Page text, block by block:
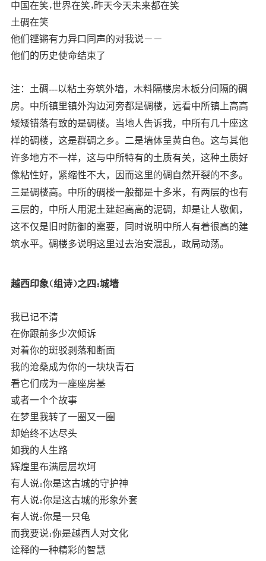
中国在笑，世界在笑，昨天今天未来都在笑
土碉在笑
他们铿锵有力异口同声的对我说――
他们的历史使命结束了
注：土碉---以粘土夯筑外墙，木料隔楼房木板分间隔的碉
房。中所镇里镇外沟边河旁都是碉楼，远看中所镇上高高
矮矮错落有致的是碉楼。当地人告诉我，中所有几十座这
样的碉楼，这是群碉之乡。二是墙体呈黄白色。这与其他
许多地方不一样，这与中所特有的土质有关，这种土质好
像粘性好，紧缩性不大，因而这里的碉自然开裂的不多。
三是碉楼高。中所的碉楼一般都是十多米，有两层的也有
三层的，中所人用泥土建起高高的泥碉，却是让人敬佩，
这不仅是旧时防御的需要，同时说明中所人有着很高的建
筑水平。碉楼多说明这里过去治安混乱，政局动荡。
越西印象（组诗）之四：城墙
我已记不清
在你跟前多少次倾诉
对着你的斑驳剥落和断面
我的沧桑成为你的一块块青石
看它们成为一座座房基
或者一个个故事
在梦里我转了一圈又一圈
却始终不达尽头
如我的人生路
辉煌里布满层层坎坷
有人说：你是这古城的守护神
有人说：你是这古城的形象外套
有人说：你是一只龟
而我要说：你是越西人对文化
诠释的一种精彩的智慧